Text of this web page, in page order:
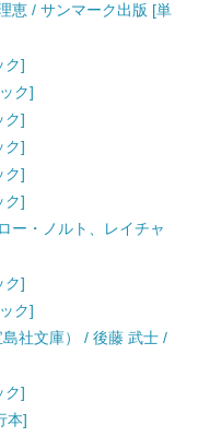
恵 / サンマーク出版 [単
ク]
ク]
ク]
ク]
ク]
ク]
ー・ノルト、レイチャ
ク]
ク]
社文庫） / 後藤 武士 /
ク]
本]